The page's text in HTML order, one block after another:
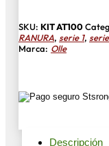
CAJA
FUERTE
OLLE
3/4/6
cantidad
SKU: KIT AT100
RANURA, serie 1,
Marca: Olle
Descripción